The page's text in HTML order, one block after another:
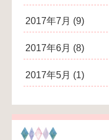
2017年7月 (9)
2017年6月 (8)
2017年5月 (1)